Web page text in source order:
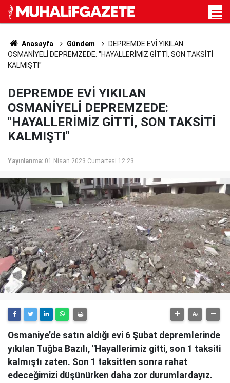
Anasayfa Gündem
DEPREMDE EVİ YIKILAN
OSMANİYELİ DEPREMZEDE: "HAYALLERİMİZ GİTTİ, SON TAKSİTİ
KALMIŞTI"
DEPREMDE EVİ YIKILAN
OSMANİYELİ DEPREMZEDE:
"HAYALLERİMİZ GİTTİ, SON TAKSİTİ
KALMIŞTI"
Yayınlanma: 01 Nisan 2023 Cumartesi 12:23
Osmaniye’de satın aldığı evi 6 Şubat depremlerinde
yıkılan Tuğba Bazılı, "Hayallerimiz gitti, son 1 taksiti
kalmıştı zaten. Son 1 taksitten sonra rahat
edeceğimizi düşünürken daha zor durumlardayız.